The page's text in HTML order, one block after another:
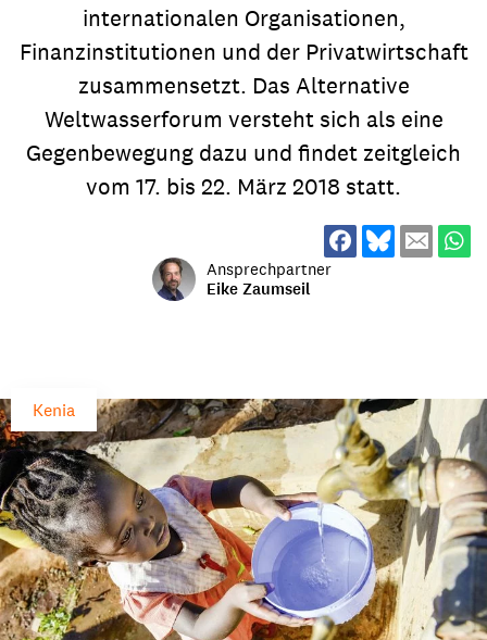
internationalen Organisationen,
Finanzinstitutionen und der Privatwirtschaft
zusammensetzt. Das Alternative
Weltwasserforum versteht sich als eine
Gegenbewegung dazu und findet zeitgleich
vom 17. bis 22. März 2018 statt.
Ansprechpartner
Eike Zaumseil
Kenia